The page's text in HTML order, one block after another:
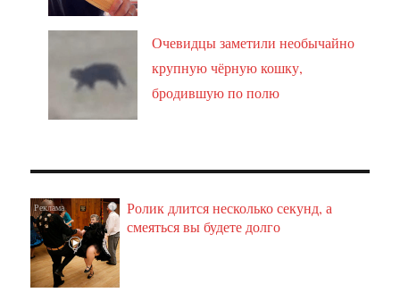
Очевидцы заметили необычайно
крупную чёрную кошку,
бродившую по полю
i
Ролик длится несколько секунд, а
смеяться вы будете долго